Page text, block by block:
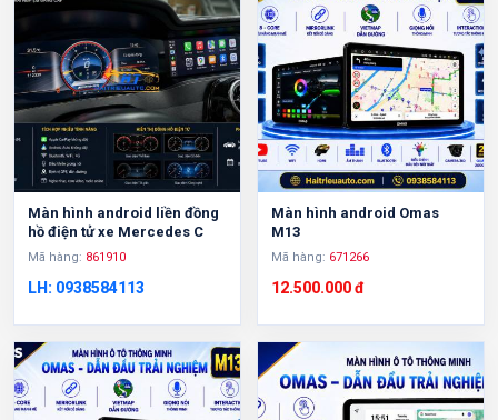
Màn hình android liền đồng
hồ điện tử xe Mercedes C
Mã hàng: 861910
LH: 0938584113
Màn hình android Omas
M13
Mã hàng: 671266
12.500.000 đ